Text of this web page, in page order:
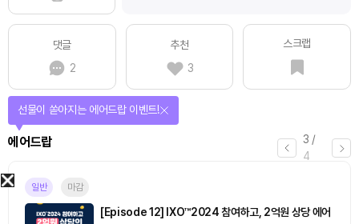
댓글
2
추천
3
스크랩
4 /
4
퀴즈
퀴즈풀고 선물 받자!
진행중
[토큰포스트] 기사 퀴즈 658회차